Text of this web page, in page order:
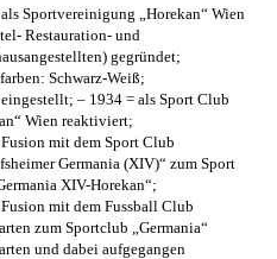
Sportvereinigung „Horekan“ Wien
Restauration- und
gegründet;
Schwarz-Weiß;
– 1934 = als Sport Club
Wien reaktiviert;
mit dem Sport Club
Germania (XIV)“ zum Sport
XIV-Horekan“;
mit dem Fussball Club
zum Sportclub „Germania“
und dabei aufgegangen